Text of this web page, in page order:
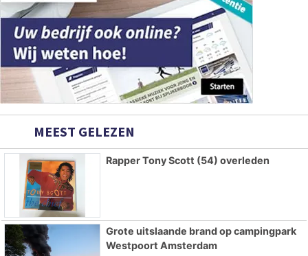
MEEST GELEZEN
Rapper Tony Scott (54) overleden
Grote uitslaande brand op campingpark
Westpoort Amsterdam